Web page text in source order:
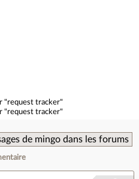
"request tracker"
"request tracker"
de mingo dans les forums